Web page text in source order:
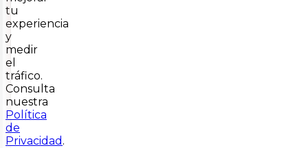
tu
experiencia
y
medir
el
tráfico.
Consulta
nuestra
Política
de
Privacidad .